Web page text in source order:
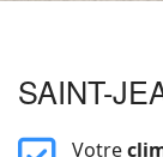
SAINT-
farVotre